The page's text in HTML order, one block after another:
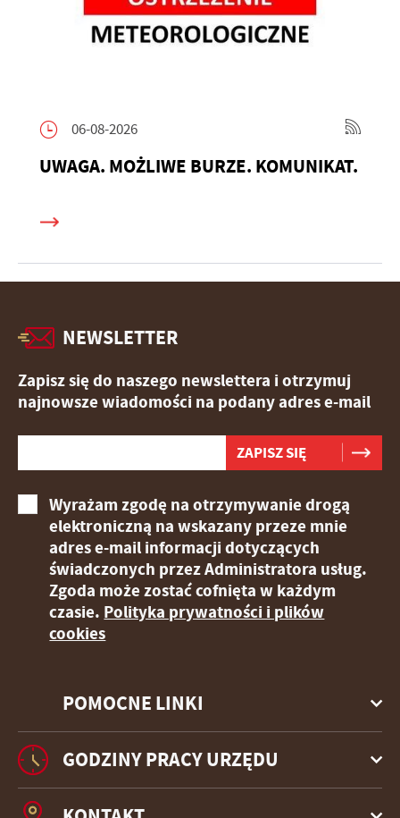
06-08-2026
UWAGA. MOŻLIWE BURZE. KOMUNIKAT.
POMOCNE LINKI
NEWSLETTER
Zapisz się do naszego newslettera i otrzymuj
najnowsze wiadomości na podany adres e-mail
Wyrażam zgodę na otrzymywanie drogą
elektroniczną na wskazany przeze mnie
adres e-mail informacji dotyczących
świadczonych przez Administratora usług.
Zgoda może zostać cofnięta w każdym
czasie. Polityka prywatności i plików
cookies
GODZINY PRACY URZĘDU